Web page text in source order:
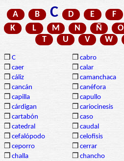
A B C D E F
K
L M N Ñ O
T
U V W
❒ C ❒ cabro
❒ caer ❒ calar
❒ cáliz ❒ camanchaca
❒ cancán ❒ canéfora
❒ capilla ❒ capullo
❒ cárdigan ❒ cariocinesis
❒ cartabón ❒ caso
❒ catedral ❒ caudal
❒ cefalópodo ❒ celofisis
❒ ceporro ❒ cerrar
❒ challa ❒ chancho